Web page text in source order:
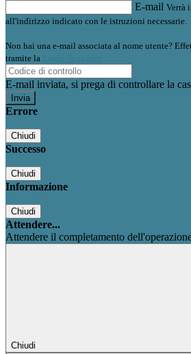
E-mail Verrà
all'indirizzo indicato con le istruzioni necessarie.
Non hai una e-mail associata al nome utente?
tramite la
E-mail inviata, si prega di controllare la
Errore
Chiudi
Successo
Chiudi
Informazione
Chiudi
Attendere...
Attendere il completamento
Chiudi